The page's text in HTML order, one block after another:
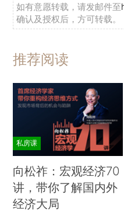
如有意愿转载，请发邮件至
确认及授权后，方可转载。
推荐阅读
私房课
向松祚：宏观经济70
讲，带你了解国内外
经济大局